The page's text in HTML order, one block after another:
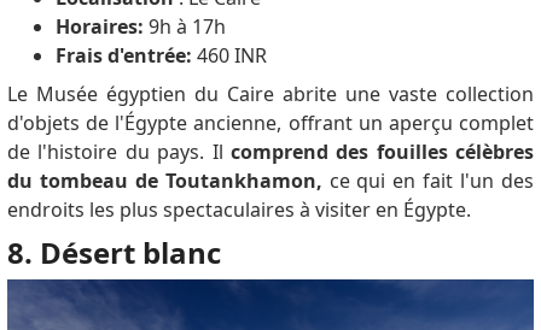
Horaires: 9h à 17h
Frais d'entrée: 460 INR
Le Musée égyptien du Caire abrite une vaste collection
d'objets de l'Égypte ancienne, offrant un aperçu complet
de l'histoire du pays. Il comprend des fouilles célèbres
du tombeau de Toutankhamon, ce qui en fait l'un des
endroits les plus spectaculaires à visiter en Égypte.
8. Désert blanc